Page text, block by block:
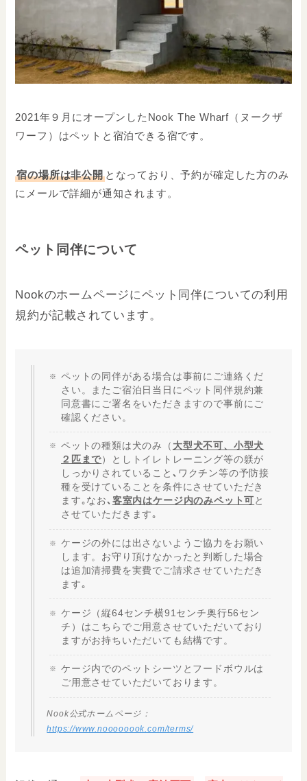
2021年９月にオープンしたNook The Wharf（ヌークザ
ワーフ）はペットと宿泊できる宿です。
宿の場所は非公開となっており、予約が確定した方のみ
にメールで詳細が通知されます。
ペット同伴について
Nookのホームページにペット同伴についての利用
規約が記載されています。
ペットの同伴がある場合は事前にご連絡くだ
さい。またご宿泊日当日にペット同伴規約兼
同意書にご署名をいただきますので事前にご
確認ください。
ペットの種類は犬のみ（ 大型犬不可、小型犬
２匹まで）としトイレトレーニング等の躾が
しっかりされていること ､ ワクチン等の予防接
種を受けていることを条件にさせていただき
ます｡なお､ 客室内はケージ内のみペット可 と
させていただきます｡
ケージの外には出さないようご協力をお願い
します。お守り頂けなかったと判断した場合
は追加清掃費を実費でご請求させていただき
ます｡
ケージ（縦64センチ横91センチ奥行56セン
チ）はこちらでご用意させていただいており
ますがお持ちいただいても結構です。
ケージ内でのペットシーツとフードボウルは
ご用意させていただいております。
Nook公式ホームページ：
https://www.noooooook.com/terms/